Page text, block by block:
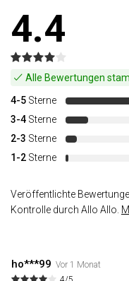
4.4
Alle Bewertungen
4-5 Sterne
3-4 Sterne
2-3 Sterne
1-2 Sterne
Veröffentlichte
Kontrolle durch Allo Allo.
ho***99 Vor 1 Monat